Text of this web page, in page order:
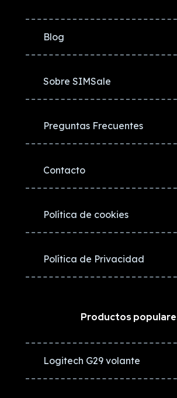
Blog
Sobre SIMSale
Preguntas Frecuentes
Contacto
Política de cookies
Política de Privacidad
Productos
Logitech G29 volante